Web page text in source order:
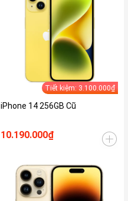
Tiết kiệm: 3.100.000₫
iPhone 14 256GB Cũ
10.190.000₫